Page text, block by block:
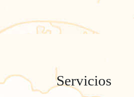
Servicios